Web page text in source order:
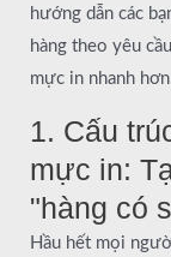
hướng dẫn các
hàng theo yêu
mực in nhanh
1. Cấu
mực in:
"hàng có
Hầu hết mọi